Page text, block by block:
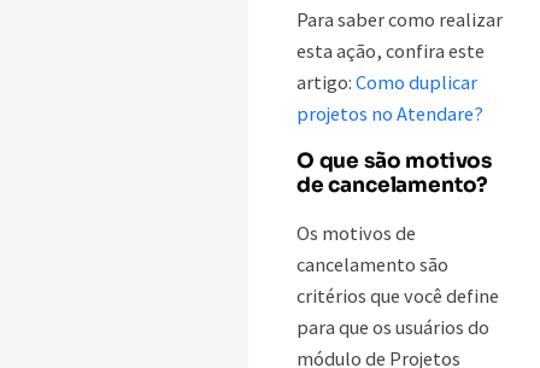
Para saber como realizar
esta ação, confira este
artigo: Como duplicar
projetos no Atendare?
O que são motivos
de cancelamento?
Os motivos de
cancelamento são
critérios que você define
para que os usuários do
módulo de Projetos